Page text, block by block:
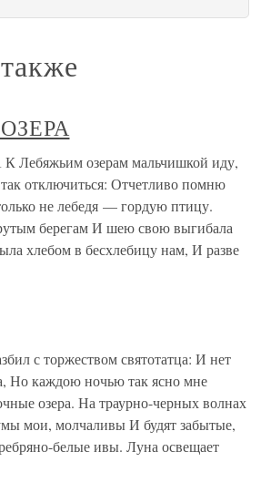
озерам мальчишкой иду,
отключиться: Отчетливо помню
не лебедя — гордую птицу.
берегам И шею свою выгибала
хлебом в бесхлебицу нам, И разве
с торжеством святотатца: И нет
Но каждою ночью так ясно мне
озера. На траурно-черных волнах
мои, молчаливы И будят забытые,
белые ивы. Луна освещает